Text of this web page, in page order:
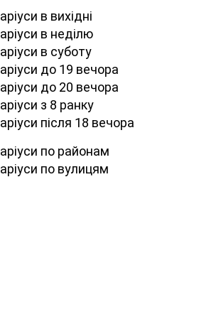
в вихідні
в неділю
в суботу
до 19 вечора
до 20 вечора
з 8 ранку
після 18 вечора
по районам
по вулицям